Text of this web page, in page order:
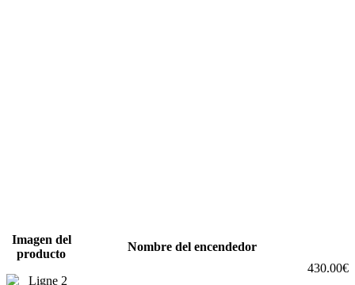
Imagen del
producto
Nombre del encendedor
430.00€